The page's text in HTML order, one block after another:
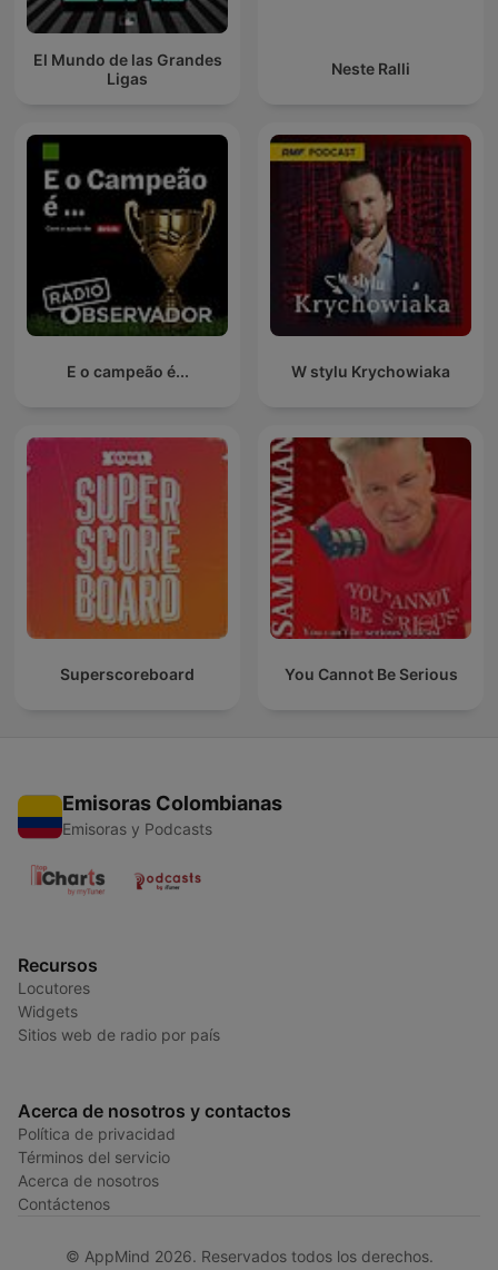
El Mundo de las Grandes
Ligas
Neste Ralli
E o campeão é... W stylu Krychowiaka
Superscoreboard You Cannot Be Serious
Emisoras Colombianas
Emisoras y Podcasts
Recursos
Locutores
Widgets
Sitios web de radio por país
Acerca de nosotros y contactos
Política de privacidad
Términos del servicio
Acerca de nosotros
Contáctenos
© AppMind 2026. Reservados todos los derechos.